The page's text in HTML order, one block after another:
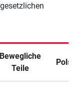
Bewegliche
Teile